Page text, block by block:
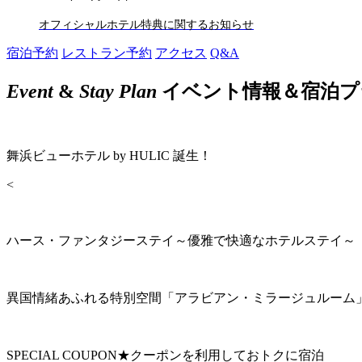
オフィシャルホテル特典に関するお知らせ
宿泊予約 レストラン予約 アクセス Q&A
Event& Stay Plan イベント情報＆宿泊
舞浜ビューホテル by HULIC 誕生！
<
ハース・ファンタジーステイ～優雅で快適なホテルステイ～
異国情緒あふれる特別空間「アラビアン・ミラージュルーム
SPECIAL COUPON★クーポンを利用しておトクに宿泊